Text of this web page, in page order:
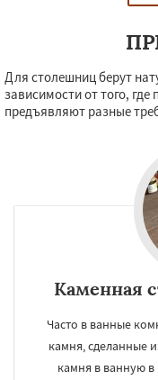
Для столешниц берут
зависимости от того,
предъявляют разные
Каменная
Часто в ванные
камня, сделанные
камня в ванную в